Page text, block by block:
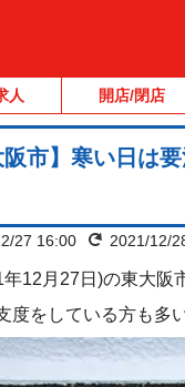
人 開店/閉店
阪市】寒い日は
27 16:00 2021/12/
年12月27日)の東大阪
度をしている方も多